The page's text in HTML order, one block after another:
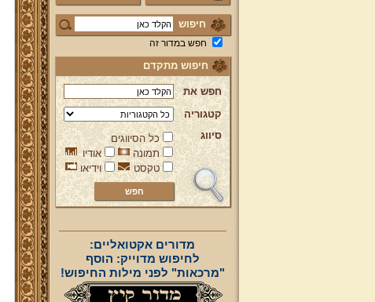
חיפוש
חפש במדור זה
חיפוש מתקדם
חפש את
קטגוריה
סיווג
כל הסיווגים
תמונה
אודיו
טקסט
וידיאו
מדורים אקטואליים:
לחיפוש מדוייק: הוסף
"מרכאות" לפני מילות החיפוש!